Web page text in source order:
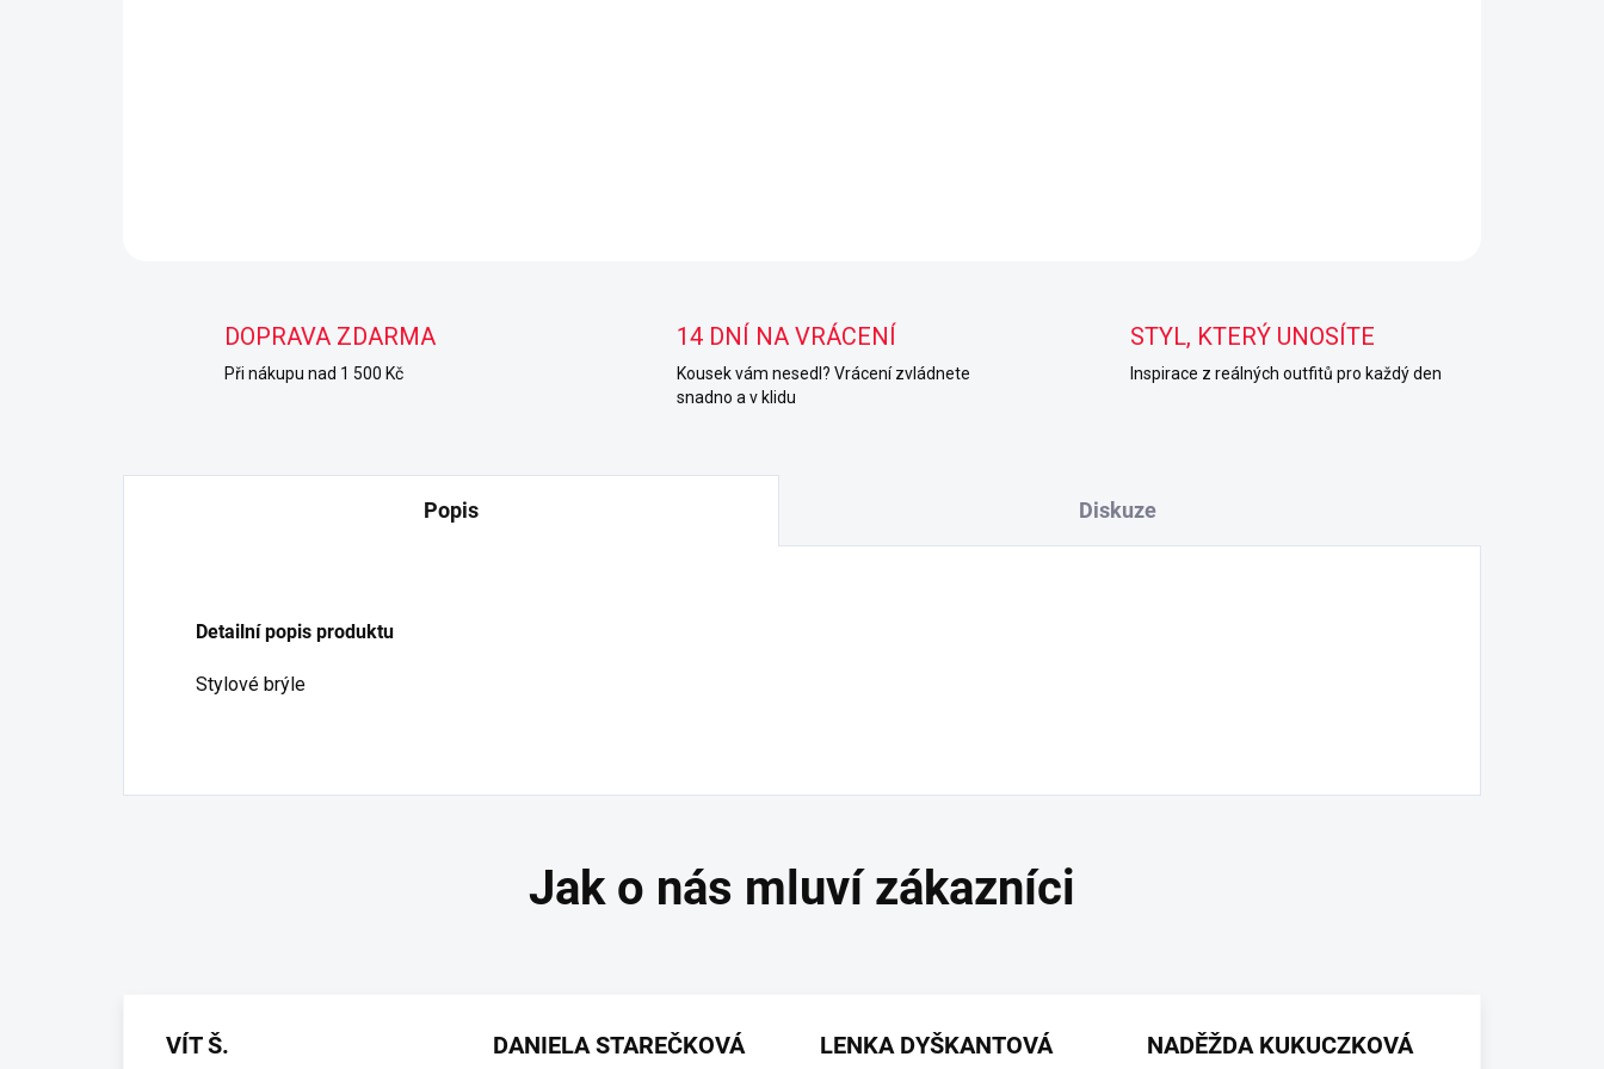
DOPRAVA ZDARMA
Při nákupu nad 1 500 Kč
14 DNÍ NA VRÁCENÍ
Kousek vám nesedl? Vrácení zvládnete
snadno a v klidu
STYL, KTERÝ UNOSÍTE
Inspirace z reálných outfitů pro každý den
Popis Diskuze
Detailní popis produktu
Stylové brýle
VÍT Š. DANIELA STAREČKOVÁ LENKA DYŠKANTOVÁ NADĚŽDA KUKUCZKOVÁ